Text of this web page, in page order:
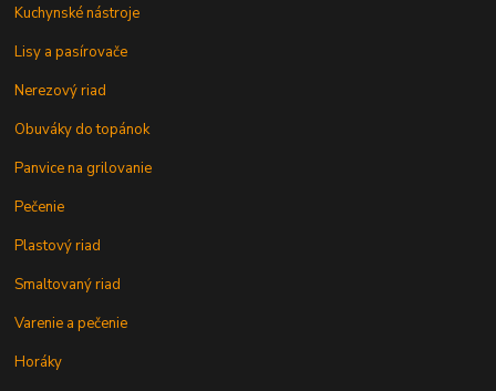
Kuchynské nástroje
Lisy a pasírovače
Nerezový riad
Obuváky do topánok
Panvice na grilovanie
Pečenie
Plastový riad
Smaltovaný riad
Varenie a pečenie
Horáky